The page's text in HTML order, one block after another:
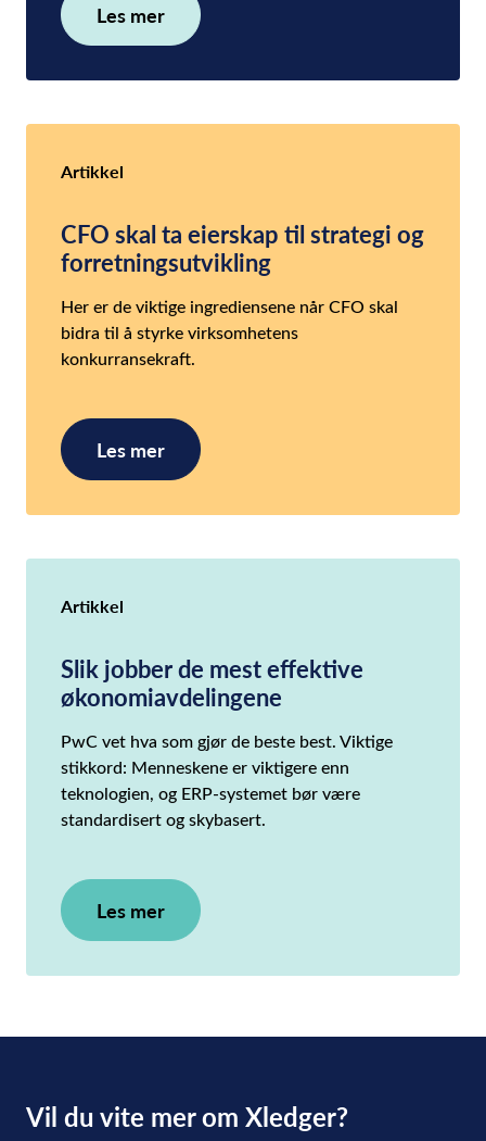
Les mer
Artikkel
CFO skal ta eierskap til strategi og
forretningsutvikling
Her er de viktige ingrediensene når CFO skal
bidra til å styrke virksomhetens
konkurransekraft.
Les mer
Artikkel
Slik jobber de mest effektive
økonomiavdelingene
PwC vet hva som gjør de beste best. Viktige
stikkord: Menneskene er viktigere enn
teknologien, og ERP-systemet bør være
standardisert og skybasert.
Les mer
Vil du vite mer om Xledger?